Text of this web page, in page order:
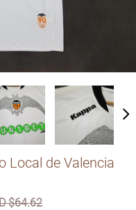
Local de Valencia
$64.62